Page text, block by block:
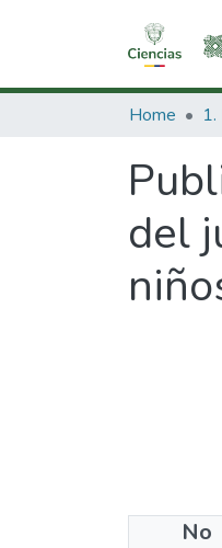
Home
del
No